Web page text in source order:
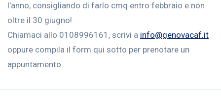
l’anno, consigliando di farlo cmq entro febbraio e non
oltre il 30 giugno!
Chiamaci allo 0108996161, scrivi a info@genovacaf.it
oppure compila il form qui sotto per prenotare un
appuntamento.